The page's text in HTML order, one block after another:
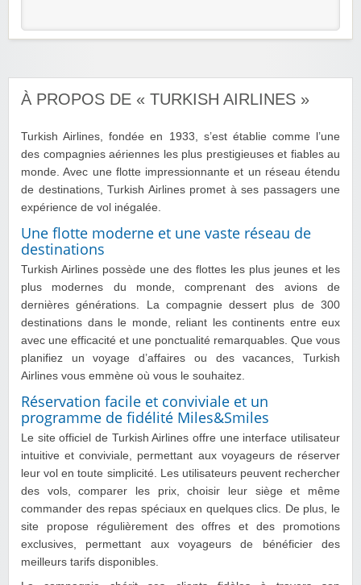
À PROPOS DE « TURKISH AIRLINES »
Turkish Airlines, fondée en 1933, s’est établie comme l’une
des compagnies aériennes les plus prestigieuses et fiables au
monde. Avec une flotte impressionnante et un réseau étendu
de destinations, Turkish Airlines promet à ses passagers une
expérience de vol inégalée.
Une flotte moderne et une vaste réseau de
destinations
Turkish Airlines possède une des flottes les plus jeunes et les
plus modernes du monde, comprenant des avions de
dernières générations. La compagnie dessert plus de 300
destinations dans le monde, reliant les continents entre eux
avec une efficacité et une ponctualité remarquables. Que vous
planifiez un voyage d’affaires ou des vacances, Turkish
Airlines vous emmène où vous le souhaitez.
Réservation facile et conviviale et un
programme de fidélité Miles&Smiles
Le site officiel de Turkish Airlines offre une interface utilisateur
intuitive et conviviale, permettant aux voyageurs de réserver
leur vol en toute simplicité. Les utilisateurs peuvent rechercher
des vols, comparer les prix, choisir leur siège et même
commander des repas spéciaux en quelques clics. De plus, le
site propose régulièrement des offres et des promotions
exclusives, permettant aux voyageurs de bénéficier des
meilleurs tarifs disponibles.